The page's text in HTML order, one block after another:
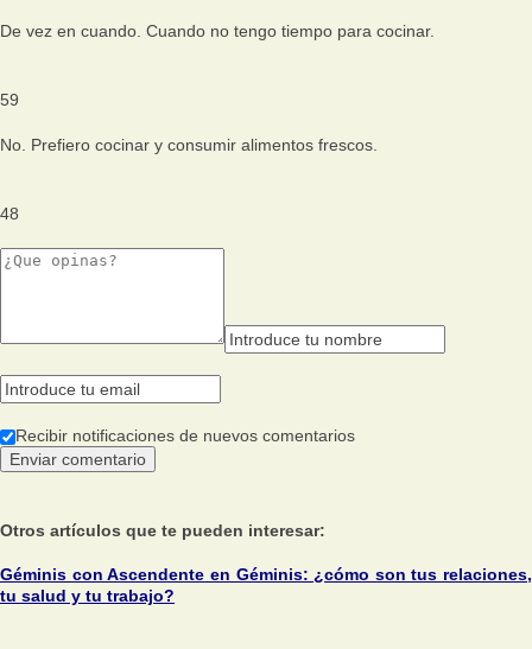
De vez en cuando. Cuando no tengo tiempo para cocinar.
59
No. Prefiero cocinar y consumir alimentos frescos.
48
Recibir notificaciones de nuevos comentarios
Otros artículos que te pueden interesar:
Géminis con Ascendente en Géminis: ¿cómo son tus relaciones,
tu salud y tu trabajo?